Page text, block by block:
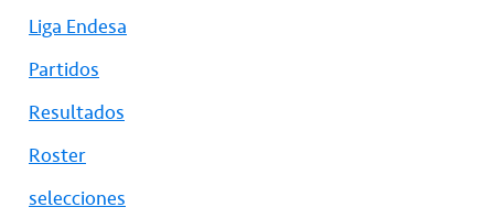
Liga Endesa
Partidos
Resultados
Roster
selecciones